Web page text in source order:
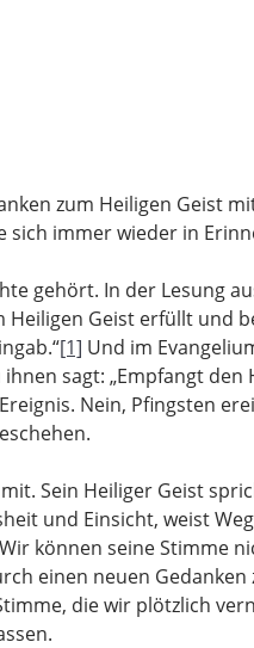
zum Heiligen Geist
sich immer wieder in
gehört. In der Lesung
Heiligen Geist erfüllt und
[1] Und im
sagt: „Empfangt den
Nein, Pfingsten
Sein Heiliger Geist
und Einsicht, weist
können seine Stimme
einen neuen Gedanken
die wir plötzlich